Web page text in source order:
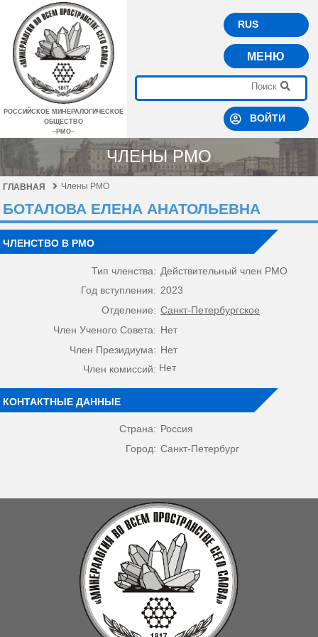
РОССИЙСКОЕ МИНЕРАЛОГИЧЕСКОЕ
ОБЩЕСТВО
–РМО–
RUS
МЕНЮ
ВОЙТИ
ЧЛЕНЫ РМО
ГЛАВНАЯ Члены РМО
БОТАЛОВА ЕЛЕНА АНАТОЛЬЕВНА
ЧЛЕНСТВО В РМО
Тип членства: Действительный член РМО
Год вступления: 2023
Отделение: Санкт-Петербургское
Член Ученого Совета: Нет
Член Президиума: Нет
Член комиссий: Нет
КОНТАКТНЫЕ ДАННЫЕ
Страна: Россия
Город: Санкт-Петербург